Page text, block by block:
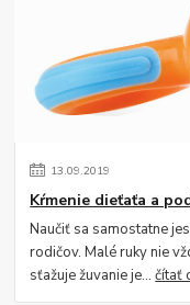
13.09.2019
Kŕmenie dieťaťa a
Naučiť sa samostatne
rodičov. Malé ruky nie
sťažuje žuvanie je...čítať